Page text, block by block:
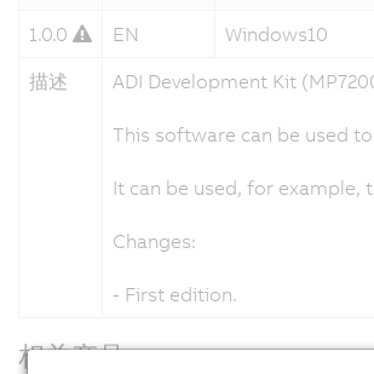
1.0.0
EN Windows10
描述
ADI Development Kit
This software can be used
It can be used, for example,
Changes:
- First edition.
相关产品